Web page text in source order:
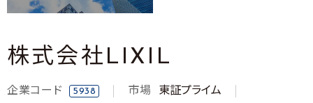
株式会社LIXIL
企業コード 5938 市場
東証プライム